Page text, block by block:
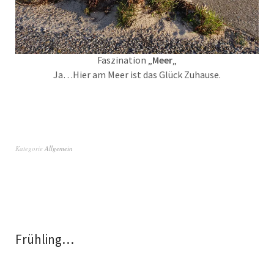
Faszination „Meer„
Ja…Hier am Meer ist das Glück Zuhause.
Kategorie Allgemein
Frühling…